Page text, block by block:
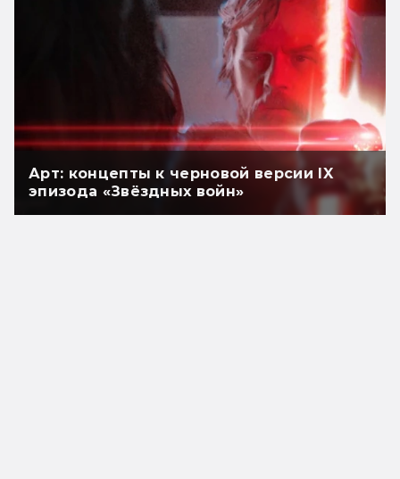
Арт: концепты к черновой версии IX
эпизода «Звёздных войн»